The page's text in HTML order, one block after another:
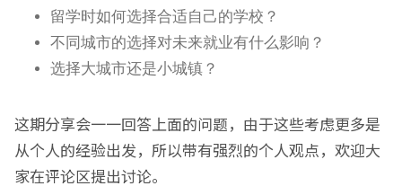
留学时如何选择合适自己的学校？
不同城市的选择对未来就业有什么影响？
选择大城市还是小城镇？
这期分享会一一回答上面的问题，由于这些考虑更多是
从个人的经验出发，所以带有强烈的个人观点，欢迎大
家在评论区提出讨论。